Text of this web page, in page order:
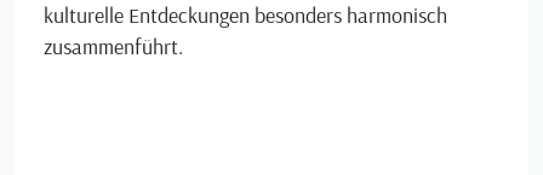
kulturelle Entdeckungen besonders harmonisch
zusammenführt.